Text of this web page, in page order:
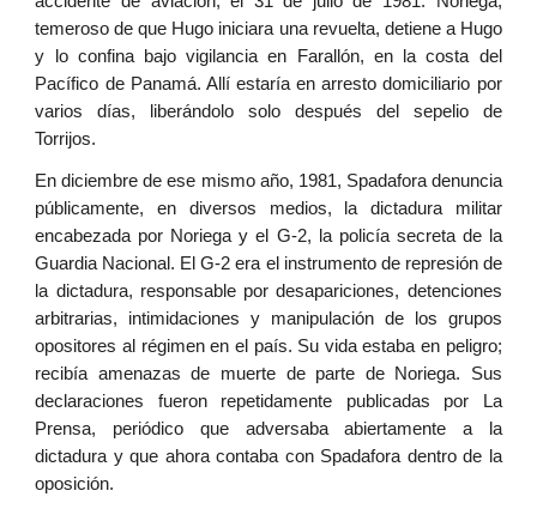
temeroso de que Hugo iniciara una revuelta, detiene a Hugo
y lo confina bajo vigilancia en Farallón, en la costa del
Pacífico de Panamá. Allí estaría en arresto domiciliario por
varios días, liberándolo solo después del sepelio de
Torrijos.
En diciembre de ese mismo año, 1981, Spadafora denuncia
públicamente, en diversos medios, la dictadura militar
encabezada por Noriega y el G-2, la policía secreta de la
Guardia Nacional. El G-2 era el instrumento de represión de
la dictadura, responsable por desapariciones, detenciones
arbitrarias, intimidaciones y manipulación de los grupos
opositores al régimen en el país. Su vida estaba en peligro;
recibía amenazas de muerte de parte de Noriega. Sus
declaraciones fueron repetidamente publicadas por La
Prensa, periódico que adversaba abiertamente a la
dictadura y que ahora contaba con Spadafora dentro de la
oposición.